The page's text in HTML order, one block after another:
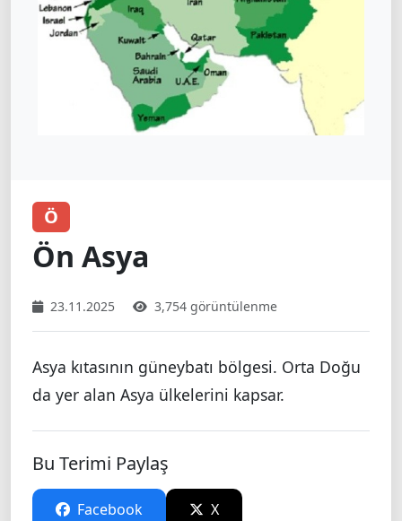
Ö
Ön Asya
23.11.2025 3,754 görüntülenme
Asya kıtasının güneybatı bölgesi. Orta Doğu
da yer alan Asya ülkelerini kapsar.
Bu Terimi Paylaş
Facebook X